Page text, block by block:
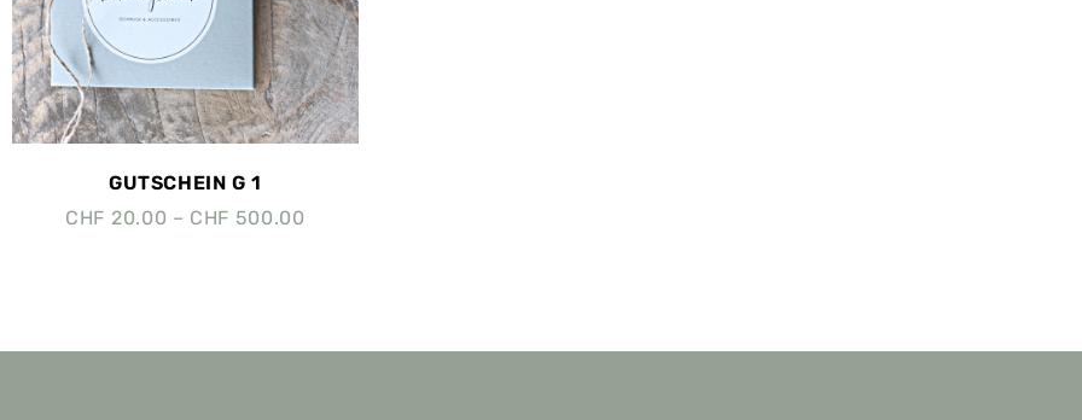
GUTSCHEIN G 1
CHF 20.00 – CHF 500.00